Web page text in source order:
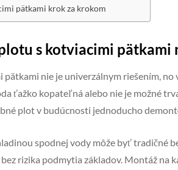
pätkami krok za krokom
s kotviacimi pätkami
pätkami nie je univerzálnym riešením,
ťažko kopateľná alebo nie je možné
plot v budúcnosti jednoducho
spodnej vody môže byť tradičné
rizika podmytia základov. Montáž na